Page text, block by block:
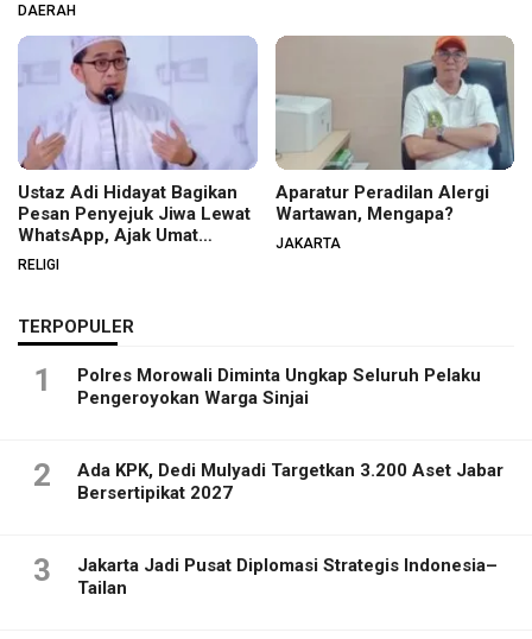
DAERAH
Ustaz Adi Hidayat Bagikan
Pesan Penyejuk Jiwa Lewat
WhatsApp, Ajak Umat
Menata Hati dan Iman
RELIGI
Aparatur Peradilan Alergi
Wartawan, Mengapa?
JAKARTA
TERPOPULER
1
Polres Morowali Diminta Ungkap Seluruh Pelaku
Pengeroyokan Warga Sinjai
2
Ada KPK, Dedi Mulyadi Targetkan 3.200 Aset Jabar
Bersertipikat 2027
3
Jakarta Jadi Pusat Diplomasi Strategis Indonesia–
Tailan